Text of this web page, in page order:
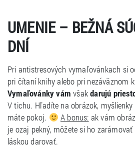
UMENIE – BEŽNÁ
DNÍ
Pri antistresových vymaľovánkach si
pri čítaní knihy alebo pri nezáväznom
Vymaľovánky vám všakdarujú
V tichu. Hľadíte na obrázok,
máte pokoj.
A bonus: ak vám
je ozaj pekný, môžete si ho
láskou darovať.